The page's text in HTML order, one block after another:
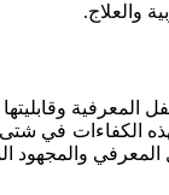
والعلاج.
الكفاءات في
المعرفي